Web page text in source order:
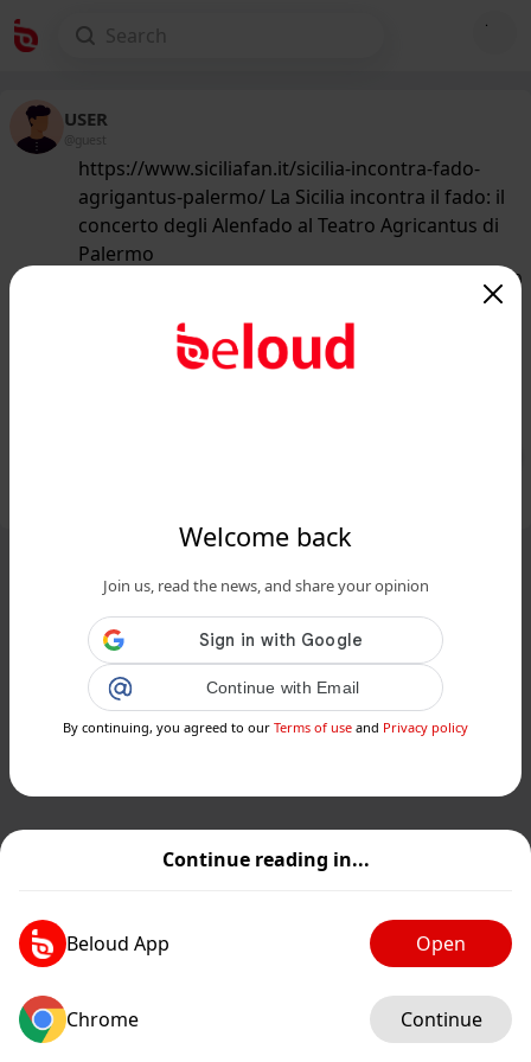
Continue reading in...
Beloud App Open
Chrome Continue
Welcome back
Join us, read the news, and share your opinion
Continue with Email
By continuing, you agreed to our Terms of use and Privacy policy
USER
@guest
https://www.siciliafan.it/sicilia-incontra-fado-
agrigantus-palermo/ La Sicilia incontra il fado: il
concerto degli Alenfado al Teatro Agricantus di
Palermo
/50
La Sicilia incontra il fado: il concerto
degli Alenfado al Teatro Agricantus di